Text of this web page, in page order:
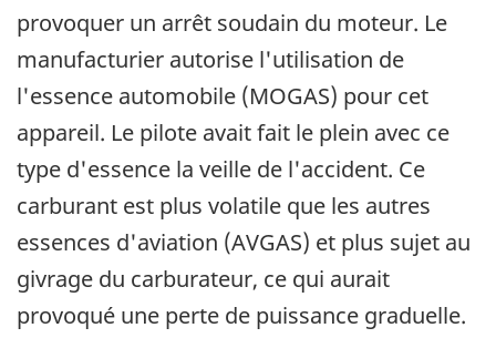
provoquer un arrêt soudain du moteur. Le
manufacturier autorise l'utilisation de
l'essence automobile (MOGAS) pour cet
appareil. Le pilote avait fait le plein avec ce
type d'essence la veille de l'accident. Ce
carburant est plus volatile que les autres
essences d'aviation (AVGAS) et plus sujet au
givrage du carburateur, ce qui aurait
provoqué une perte de puissance graduelle.